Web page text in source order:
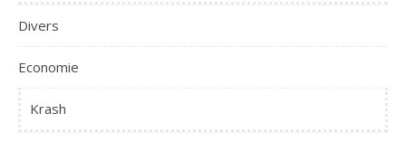
Divers
Economie
Krash